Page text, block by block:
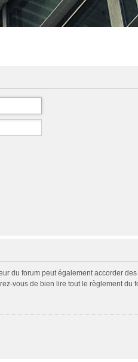
du forum peut également accorder
vous de bien lire tout le règlement du